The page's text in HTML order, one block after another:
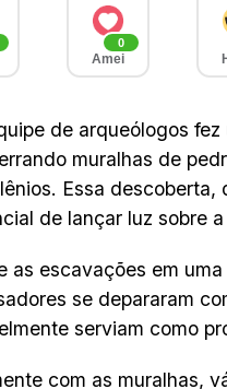
0
Amei
de arqueólogos
muralhas de
Essa descoberta,
de lançar luz sobre
as escavações em
se depararam
serviam como
com as muralhas,